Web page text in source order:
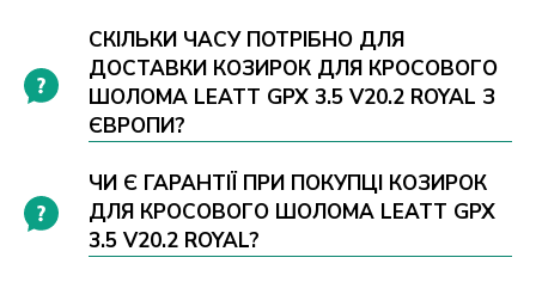
СКІЛЬКИ ЧАСУ ПОТРІБНО ДЛЯ
ДОСТАВКИ КОЗИРОК ДЛЯ КРОСОВОГО
ШОЛОМА LEATT GPX 3.5 V20.2 ROYAL З
ЄВРОПИ?
ЧИ Є ГАРАНТІЇ ПРИ ПОКУПЦІ КОЗИРОК
ДЛЯ КРОСОВОГО ШОЛОМА LEATT GPX
3.5 V20.2 ROYAL?